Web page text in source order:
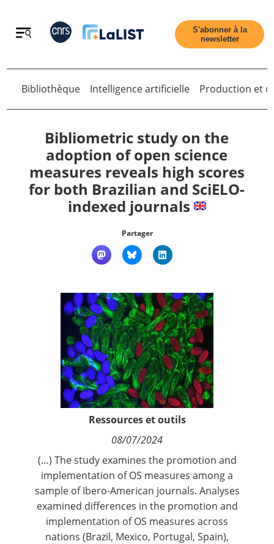
Retour
Accueil
Tous les articles
Qui sommes nous ?
Nous suivre
S'abonner à la
newsletter
Retour
Bibliothèque Intelligence artificielle Production et
Bibliometric study on the
adoption of open science
measures reveals high scores
for both Brazilian and SciELO-
indexed journals
Partager
Ressources et outils
08/07/2024
(…) The study examines the promotion and
implementation of OS measures among a
sample of Ibero-American journals. Analyses
examined differences in the promotion and
implementation of OS measures across
nations (Brazil, Mexico, Portugal, Spain),